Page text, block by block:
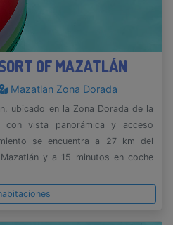
OF MAZATLÁN
Mazatlan Zona Dorada
ubicado en la Zona Dorada de la
con vista panorámica y acceso
se encuentra a 27 km del
y a 15 minutos en coche